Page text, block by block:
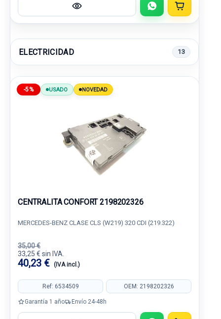
ELECTRICIDAD 13
-5% USADO NOVEDAD
CENTRALITA CONFORT 2198202326
MERCEDES-BENZ CLASE CLS (W219) 320 CDI (219.322)
35,00 €
33,25 € sin IVA.
40,23 € (IVA incl.)
Ref: 6534509 OEM: 2198202326
Garantía 1 año Envío 24-48h